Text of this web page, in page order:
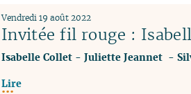
Invitée fil rouge :
Vendredi 19 août 2022
Isabelle Collet- Juliette Jeannet -
Lire